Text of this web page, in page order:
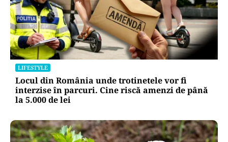
LIFESTYLE
Locul din România unde trotinetele vor fi
interzise în parcuri. Cine riscă amenzi de până
la 5.000 de lei